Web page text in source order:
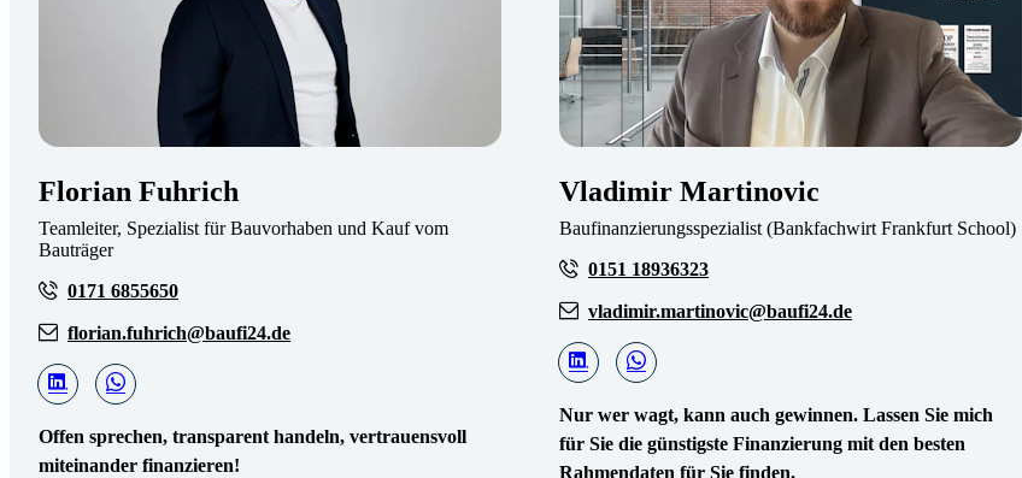
Florian Fuhrich
Teamleiter, Spezialist für Bauvorhaben und Kauf vom
Bauträger
0171 6855650
florian.fuhrich@baufi24.de
Offen sprechen, transparent handeln, vertrauensvoll
miteinander finanzieren!
Vladimir Martinovic
Baufinanzierungsspezialist (Bankfachwirt Frankfurt School)
0151 18936323
vladimir.martinovic@baufi24.de
Nur wer wagt, kann auch gewinnen. Lassen Sie mich
für Sie die günstigste Finanzierung mit den besten
Rahmendaten für Sie finden.